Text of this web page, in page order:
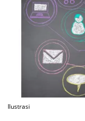
Ilustrasi